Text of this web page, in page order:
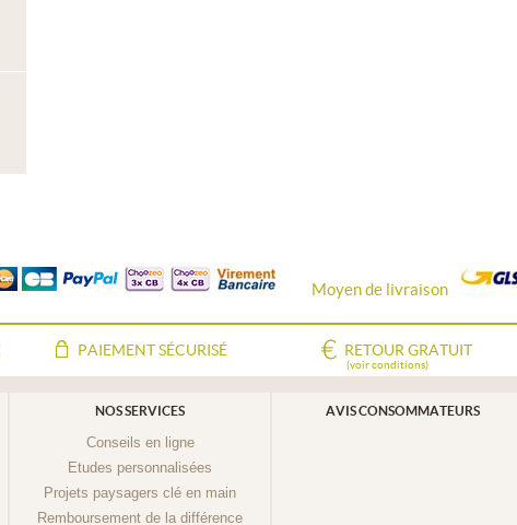
Moyen de livraison
PAIEMENT SÉCURISÉ RETOUR GRATUIT
(voir conditions)
NOS SERVICES
Conseils en ligne
Etudes personnalisées
Projets paysagers clé en main
Remboursement de la différence
AVIS CONSOMMATEURS